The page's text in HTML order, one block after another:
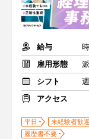
給与
雇用形態
シフト
アクセス
平日 未経験者歓迎
履歴書不要